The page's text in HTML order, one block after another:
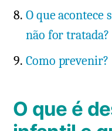
O que
não for tratada?
Como prevenir?
O que é